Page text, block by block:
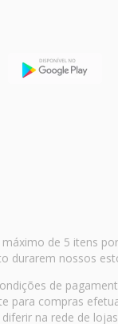
de 5 itens
durarem nossos
de
para compras
na rede de